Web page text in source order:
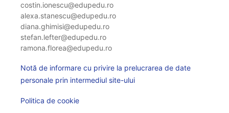
costin.ionescu@edupedu.ro
alexa.stanescu@edupedu.ro
diana.ghimisi@edupedu.ro
stefan.lefter@edupedu.ro
ramona.florea@edupedu.ro
Notă de informare cu privire la prelucrarea de date
personale prin intermediul site-ului
Politica de cookie